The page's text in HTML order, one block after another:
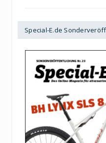
Special-E.de